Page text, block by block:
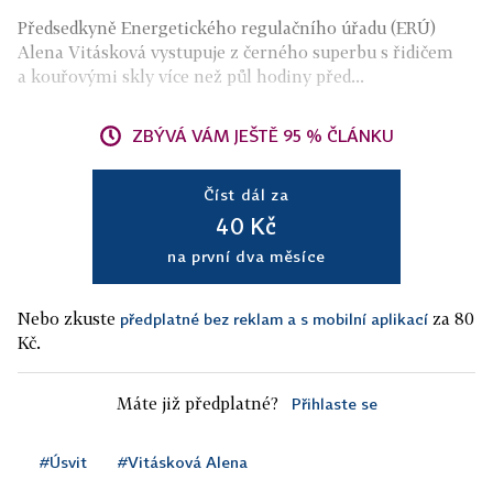
Předsedkyně Energetického regulačního úřadu (ERÚ)
Alena Vitásková vystupuje z černého superbu s řidičem
a kouřovými skly více než půl hodiny před...
ZBÝVÁ VÁM JEŠTĚ 95 % ČLÁNKU
Číst dál za
40 Kč
na první dva měsíce
Nebo zkuste předplatné bez reklam a s mobilní aplikací za 80
Kč.
Máte již předplatné? Přihlaste se
#Úsvit #Vitásková Alena